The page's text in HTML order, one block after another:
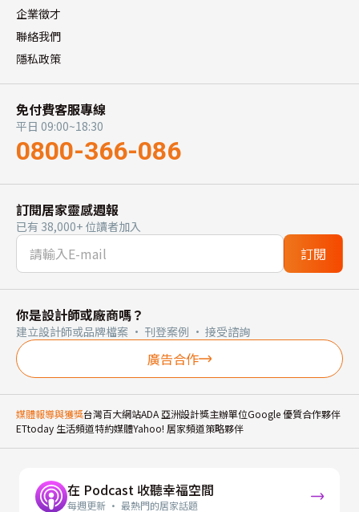
企業徵才
聯絡我們
隱私政策
免付費客服專線
平日 09:00~18:30
0800-366-086
訂閱居家靈感週報
已有 38,000+ 位讀者加入
訂閱
你是設計師或廠商嗎？
建立設計師或品牌檔案 · 刊登案例 · 接受諮詢
廣告合作
媒體報導與獲獎台灣百大網站ADA 亞洲設計獎主辦單位Google 優質合作夥伴
ETtoday 生活頻道特約媒體Yahoo! 居家頻道策略夥伴
在 Podcast 收聽幸福空間
每週更新 · 最熱門的居家話題